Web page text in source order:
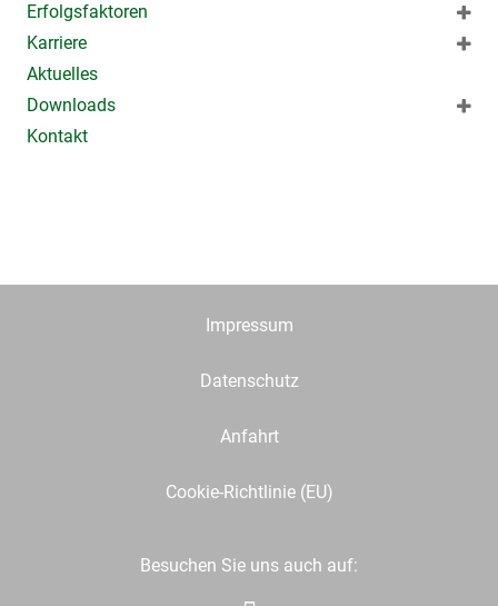
Erfolgsfaktoren
Karriere
Aktuelles
Downloads
Kontakt
Impressum
Datenschutz
Anfahrt
Cookie-Richtlinie (EU)
Besuchen Sie uns auch auf: